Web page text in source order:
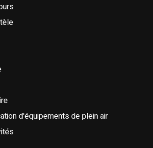
d'équipements de plein air